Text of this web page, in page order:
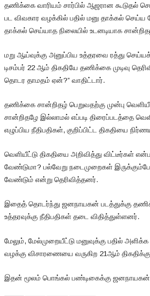
தணிக்கை வாரியம் சார்பில் ஆஜரான கூடுதல்
பட விவகார வழக்கில் பதில் மனு தாக்கல்
தாக்கல் செய்யாத நிலையில் உடனடியாக
மறு ஆய்வுக்கு அனுப்பிய உத்தரவை ரத்து
டிசம்பர் 22 ஆம் திகதியே தணிக்கை முடிவு
தொடர தாமதம் ஏன்?” வாதிட்டார்.
தணிக்கை சான்றிதழ் பெறுவதற்கு முன்பு
சான்றிதழே இல்லாமல் எப்படி திரைப்படத்தை
எழுப்பிய நீதிபதிகள், குறிப்பிட்ட திகதியை
வெளியீட்டு திகதியை அறிவித்து விட்டீர்கள்
வேண்டுமா? பல்வேறு நடைமுறைகள்
வேண்டும் என்று தெரிவித்தனர்.
இதைத் தொடர்ந்து ஜனநாயகன் படத்துக்கு
உத்தரவுக்கு நீதிபதிகள் தடை விதித்துள்ளனர்.
மேலும், மேல்முறையீட்டு மனுவுக்கு பதில்
வழக்கு விசாரணையை வருகிற 21ஆம்
இதன் மூலம் பொங்கல் பண்டிகைக்கு ஜனநாயகன்